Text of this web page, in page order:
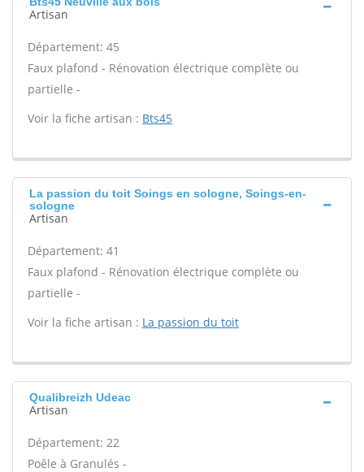
Artisan
Département: 45
Faux plafond - Rénovation électrique complète ou
partielle -
Voir la fiche artisan : Bts45
La passion du toit Soings en sologne, Soings-en-
sologne
Artisan
Département: 41
Faux plafond - Rénovation électrique complète ou
partielle -
Voir la fiche artisan : La passion du toit
Qualibreizh Udeac
Artisan
Département: 22
Poêle à Granulés -